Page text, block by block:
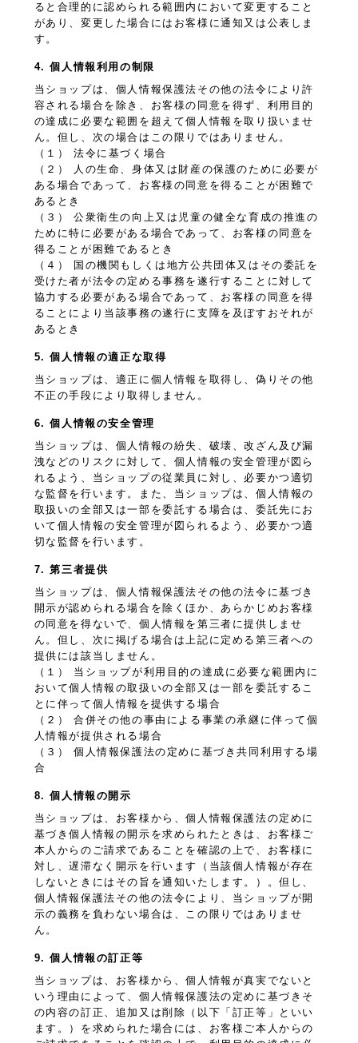
ると合理的に認められる範囲内において変更すること
があり、変更した場合にはお客様に通知又は公表しま
す。
4. 個人情報利用の制限
当ショップは、個人情報保護法その他の法令により許
容される場合を除き、お客様の同意を得ず、利用目的
の達成に必要な範囲を超えて個人情報を取り扱いませ
ん。但し、次の場合はこの限りではありません。
（１） 法令に基づく場合
（２） 人の生命、身体又は財産の保護のために必要が
ある場合であって、お客様の同意を得ることが困難で
あるとき
（３） 公衆衛生の向上又は児童の健全な育成の推進の
ために特に必要がある場合であって、お客様の同意を
得ることが困難であるとき
（４） 国の機関もしくは地方公共団体又はその委託を
受けた者が法令の定める事務を遂行することに対して
協力する必要がある場合であって、お客様の同意を得
ることにより当該事務の遂行に支障を及ぼすおそれが
あるとき
5. 個人情報の適正な取得
当ショップは、適正に個人情報を取得し、偽りその他
不正の手段により取得しません。
6. 個人情報の安全管理
当ショップは、個人情報の紛失、破壊、改ざん及び漏
洩などのリスクに対して、個人情報の安全管理が図ら
れるよう、当ショップの従業員に対し、必要かつ適切
な監督を行います。また、当ショップは、個人情報の
取扱いの全部又は一部を委託する場合は、委託先にお
いて個人情報の安全管理が図られるよう、必要かつ適
切な監督を行います。
7. 第三者提供
当ショップは、個人情報保護法その他の法令に基づき
開示が認められる場合を除くほか、あらかじめお客様
の同意を得ないで、個人情報を第三者に提供しませ
ん。但し、次に掲げる場合は上記に定める第三者への
提供には該当しません。
（１） 当ショップが利用目的の達成に必要な範囲内に
おいて個人情報の取扱いの全部又は一部を委託するこ
とに伴って個人情報を提供する場合
（２） 合併その他の事由による事業の承継に伴って個
人情報が提供される場合
（３） 個人情報保護法の定めに基づき共同利用する場
合
8. 個人情報の開示
当ショップは、お客様から、個人情報保護法の定めに
基づき個人情報の開示を求められたときは、お客様ご
本人からのご請求であることを確認の上で、お客様に
対し、遅滞なく開示を行います（当該個人情報が存在
しないときにはその旨を通知いたします。）。但し、
個人情報保護法その他の法令により、当ショップが開
示の義務を負わない場合は、この限りではありませ
ん。
9. 個人情報の訂正等
当ショップは、お客様から、個人情報が真実でないと
いう理由によって、個人情報保護法の定めに基づきそ
の内容の訂正、追加又は削除（以下「訂正等」といい
ます。）を求められた場合には、お客様ご本人からの